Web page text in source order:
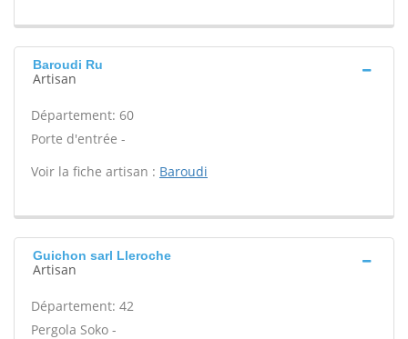
Baroudi Ru
Artisan
Département: 60
Porte d'entrée -
Voir la fiche artisan : Baroudi
Guichon sarl Lleroche
Artisan
Département: 42
Pergola Soko -